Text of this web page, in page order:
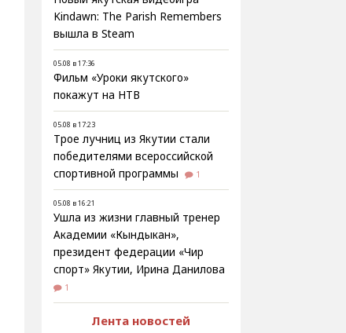
Kindawn: The Parish Remembers
вышла в Steam
05.08 в 17:36
Фильм «Уроки якутского»
покажут на НТВ
05.08 в 17:23
Трое лучниц из Якутии стали
победителями всероссийской
спортивной программы
1
05.08 в 16:21
Ушла из жизни главный тренер
Академии «Кындыкан»,
президент федерации «Чир
спорт» Якутии, Ирина Данилова
1
Лента новостей